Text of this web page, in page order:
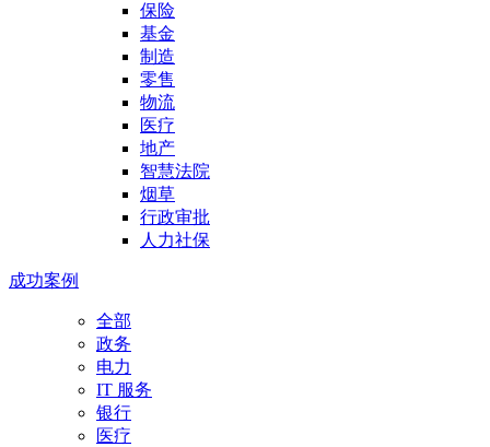
保险
基金
制造
零售
物流
医疗
地产
智慧法院
烟草
行政审批
人力社保
成功案例
全部
政务
电力
IT 服务
银行
医疗